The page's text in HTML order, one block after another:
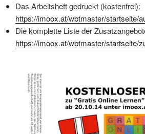
Das Arbeitsheft gedruckt (kostenfrei):
https://imoox.at/wbtmaster/startseite/
Die komplette Liste der
https://imoox.at/wbtmaster/startseite/